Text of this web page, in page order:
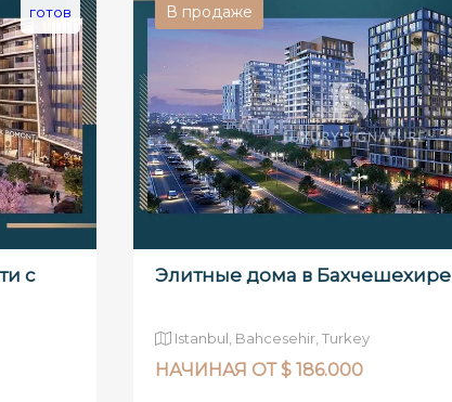
готов
с
В продаже
Элитные дома в Бахчешехире
Istanbul, Bahcesehir, Turkey
НАЧИНАЯ ОТ $ 186.000